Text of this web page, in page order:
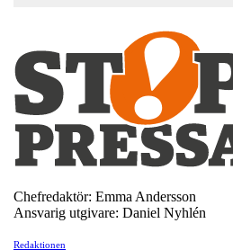
Chefredaktör: Emma Andersson
Ansvarig utgivare: Daniel Nyhlén
Redaktionen